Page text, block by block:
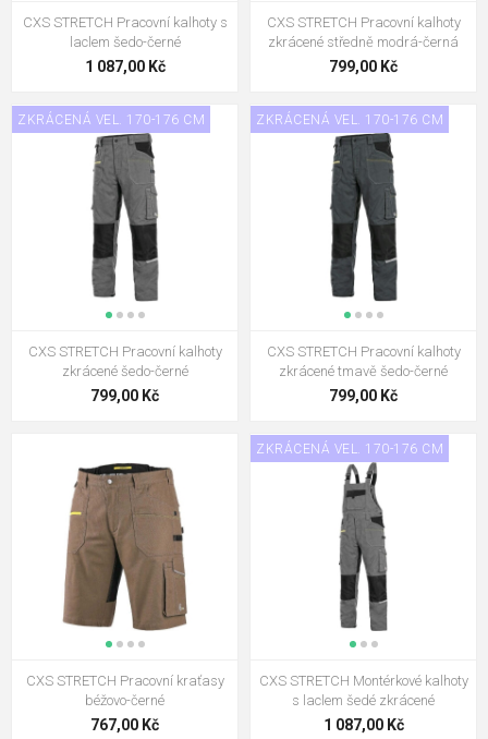
CXS STRETCH Pracovní kalhoty s
laclem šedo-černé
1 087,00 Kč
CXS STRETCH Pracovní kalhoty
zkrácené středně modrá-černá
799,00 Kč
ZKRÁCENÁ VEL. 170-176 CM
CXS STRETCH Pracovní kalhoty
zkrácené šedo-černé
799,00 Kč
ZKRÁCENÁ VEL. 170-176 CM
CXS STRETCH Pracovní kalhoty
zkrácené tmavě šedo-černé
799,00 Kč
CXS STRETCH Pracovní kraťasy
béžovo-černé
767,00 Kč
ZKRÁCENÁ VEL. 170-176 CM
CXS STRETCH Montérkové kalhoty
s laclem šedé zkrácené
1 087,00 Kč